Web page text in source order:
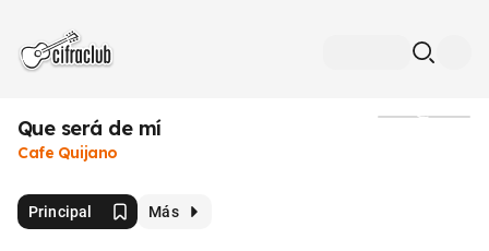
Que será de mí
Cafe Quijano
Principal Más